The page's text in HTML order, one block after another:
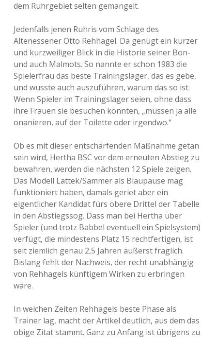
dem Ruhrgebiet selten gemangelt.
Jedenfalls jenen Ruhris vom Schlage des
Altenessener Otto Rehhagel. Da genügt ein kurzer
und kurzweiliger Blick in die Historie seiner Bon-
und auch Malmots. So nannte er schon 1983 die
Spielerfrau das beste Trainingslager, das es gebe,
und wusste auch auszuführen, warum das so ist.
Wenn Spieler im Trainingslager seien, ohne dass
ihre Frauen sie besuchen könnten, „müssen ja alle
onanieren, auf der Toilette oder irgendwo.“
Ob es mit dieser entschärfenden Maßnahme getan
sein wird, Hertha BSC vor dem erneuten Abstieg zu
bewahren, werden die nächsten 12 Spiele zeigen.
Das Modell Lattek/Sammer als Blaupause mag
funktioniert haben, damals geriet aber ein
eigentlicher Kandidat fürs obere Drittel der Tabelle
in den Abstiegssog. Dass man bei Hertha über
Spieler (und trotz Babbel eventuell ein Spielsystem)
verfügt, die mindestens Platz 15 rechtfertigen, ist
seit ziemlich genau 2,5 Jahren äußerst fraglich.
Bislang fehlt der Nachweis, der recht unabhängig
von Rehhagels künftigem Wirken zu erbringen
wäre.
In welchen Zeiten Rehhagels beste Phase als
Trainer lag, macht der Artikel deutlich, aus dem das
obige Zitat stammt. Ganz zu Anfang ist übrigens zu